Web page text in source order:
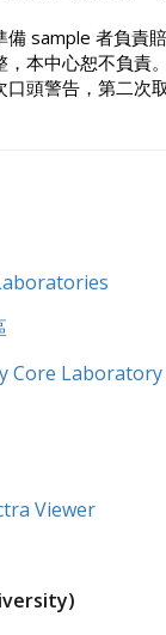
備 sample 者負責
，本中心恕不負責
頭警告，第二次
Core Laboratory
Viewer